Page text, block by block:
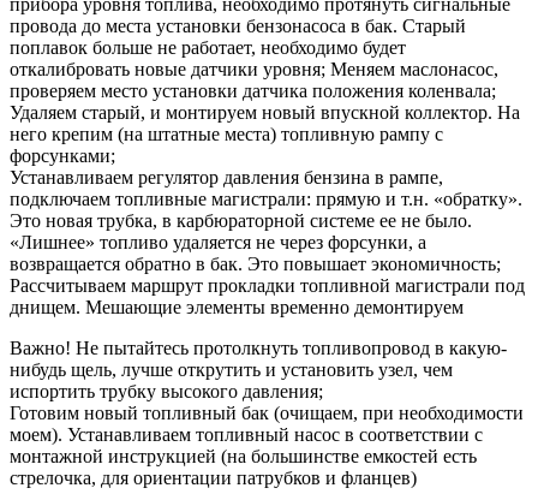
провода до места установки бензонасоса в бак. Старый
поплавок больше не работает, необходимо будет
откалибровать новые датчики уровня; Меняем маслонасос,
проверяем место установки датчика положения коленвала;
Удаляем старый, и монтируем новый впускной коллектор. На
него крепим (на штатные места) топливную рампу с
форсунками;
Устанавливаем регулятор давления бензина в рампе,
подключаем топливные магистрали: прямую и т.н. «обратку».
Это новая трубка, в карбюраторной системе ее не было.
«Лишнее» топливо удаляется не через форсунки, а
возвращается обратно в бак. Это повышает экономичность;
Рассчитываем маршрут прокладки топливной магистрали под
днищем. Мешающие элементы временно демонтируем
Важно! Не пытайтесь протолкнуть топливопровод в какую-
нибудь щель, лучше открутить и установить узел, чем
испортить трубку высокого давления;
Готовим новый топливный бак (очищаем, при необходимости
моем). Устанавливаем топливный насос в соответствии с
монтажной инструкцией (на большинстве емкостей есть
стрелочка, для ориентации патрубков и фланцев)